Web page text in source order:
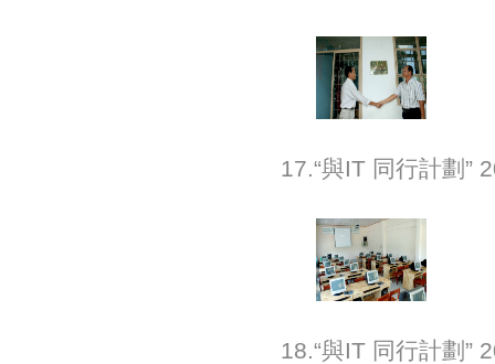
17.“與IT 同行計劃”
18.“與IT 同行計劃”